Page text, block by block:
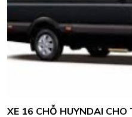
XE 16 CHỖ HUYNDAI